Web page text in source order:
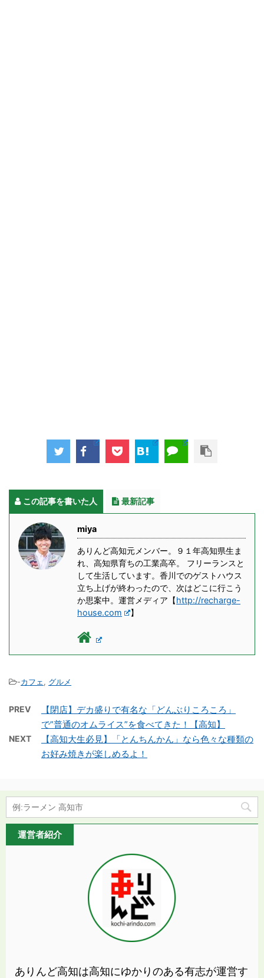
この記事を書いた人 最新記事
miya
ありんど高知元メンバー。９１年高知県生ま
れ、高知県育ちの工業高卒。 フリーランスと
して生活しています。香川でのゲストハウス
立ち上げが終わったので、次はどこに行こう
か思案中。運営メディア【http://recharge-
house.com
】
-カフェ, グルメ
PREV
【閉店】デカ盛りで有名な「どんぶりころころ」
で”普通のオムライス”を食べてきた！【高知】
NEXT
【高知大生必見】「とんちんかん」なら色々な種類の
お好み焼きが楽しめるよ！
運営者紹介
ありんど高知は高知にゆかりのある有志が運営す